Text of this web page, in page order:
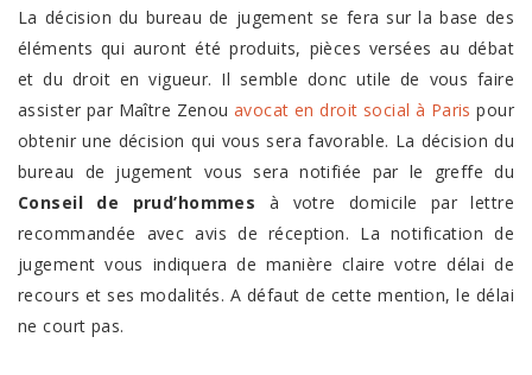
La décision du bureau de jugement se fera sur la base des
éléments qui auront été produits, pièces versées au débat
et du droit en vigueur. Il semble donc utile de vous faire
assister par Maître Zenouavocat en droit social à Paris pour
obtenir une décision qui vous sera favorable. La décision du
bureau de jugement vous sera notifiée par le greffe du
Conseil de prud’hommes à votre domicile par lettre
recommandée avec avis de réception. La notification de
jugement vous indiquera de manière claire votre délai de
recours et ses modalités. A défaut de cette mention, le délai
ne court pas.